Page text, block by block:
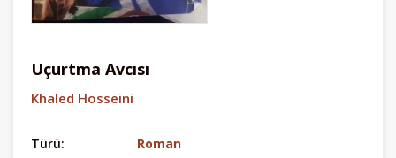
Uçurtma Avcısı
Khaled Hosseini
Türü:
Roman